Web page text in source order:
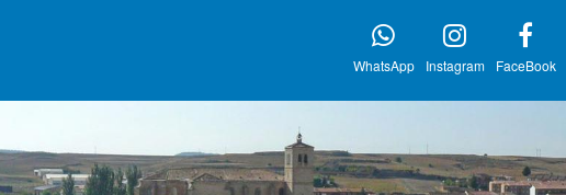
FaceBook
Instagram
WhatsApp